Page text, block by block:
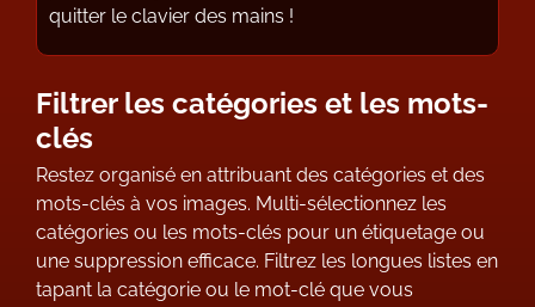
quitter le clavier des mains !
Filtrer les catégories et les mots-
clés
Restez organisé en attribuant des catégories et des
mots-clés à vos images. Multi-sélectionnez les
catégories ou les mots-clés pour un étiquetage ou
une suppression efficace. Filtrez les longues listes en
tapant la catégorie ou le mot-clé que vous